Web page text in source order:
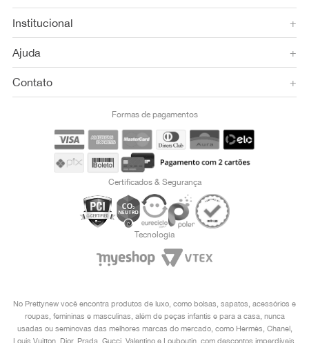
Institucional +
Ajuda +
Contato +
Formas de pagamentos
Certificados & Segurança
Tecnologia
No Prettynew você encontra produtos de luxo, como bolsas, sapatos, acessórios e
roupas, femininas e masculinas, além de peças infantis e para a casa, nunca
usadas ou seminovas das melhores marcas do mercado, como Hermès, Chanel,
Louis Vuitton, Dior, Prada, Gucci, Valentino e Louboutin, com descontos imperdíveis.